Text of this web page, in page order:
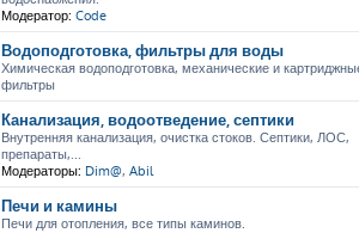
Модератор: Code
Водоподготовка, фильтры для воды
Химическая водоподготовка, механические и
фильтры
Канализация, водоотведение, септики
Внутренняя канализация, очистка стоков. Септики, ЛОС,
препараты,...
Модераторы: Dim@, Abil
Печи и камины
Печи для отопления, все типы каминов.